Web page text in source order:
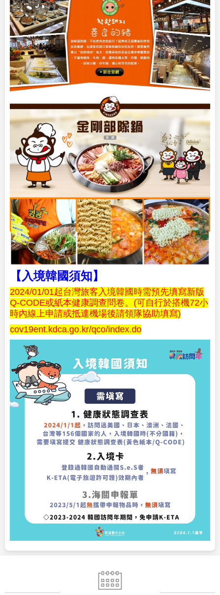
【入境韓國須知】
2024/01/01起台灣旅客入境韓國時需預先填寫新版
Q-CODE或紙本健康調查問卷。 (可自行於搭機72小
時內線上申請或抵達機場後請領隊協助填寫)
cov19ent.kdca.go.kr/qco/index.do